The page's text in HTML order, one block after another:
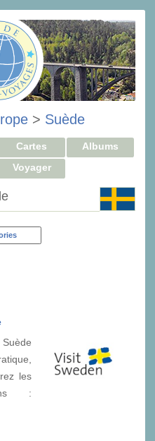
> Suède
Cartes
Albums
Voyager
les
: